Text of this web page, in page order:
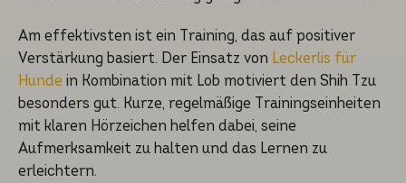
Am effektivsten ist ein Training, das auf positiver
Verstärkung basiert. Der Einsatz von Leckerlis für
Hunde in Kombination mit Lob motiviert den Shih Tzu
besonders gut. Kurze, regelmäßige Trainingseinheiten
mit klaren Hörzeichen helfen dabei, seine
Aufmerksamkeit zu halten und das Lernen zu
erleichtern.